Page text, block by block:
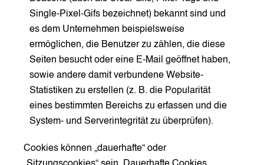
Single-Pixel-Gifs bezeichnet) bekannt sind und
es dem Unternehmen beispielsweise
ermöglichen, die Benutzer zu zählen, die diese
Seiten besucht oder eine E-Mail geöffnet haben,
sowie andere damit verbundene Website-
Statistiken zu erstellen (z. B. die Popularität
eines bestimmten Bereichs zu erfassen und die
System- und Serverintegrität zu überprüfen).
Cookies können „dauerhafte“ oder